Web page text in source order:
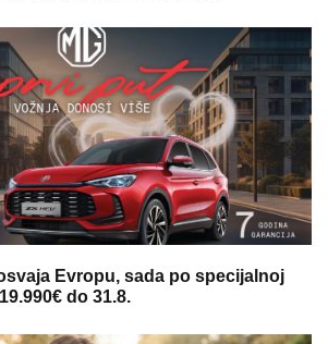
Evropu, sada po specijalnoj
do 31.8.